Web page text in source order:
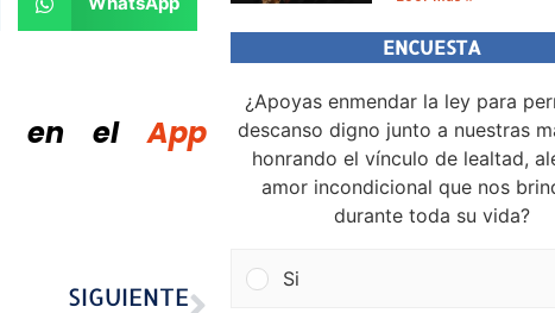
en el
App
SIGUIENTE
ENCUESTA
¿Apoyas enmendar la ley para
descanso digno junto a nuestras
honrando el vínculo de lealtad,
amor incondicional que nos
durante toda su vida?
Si